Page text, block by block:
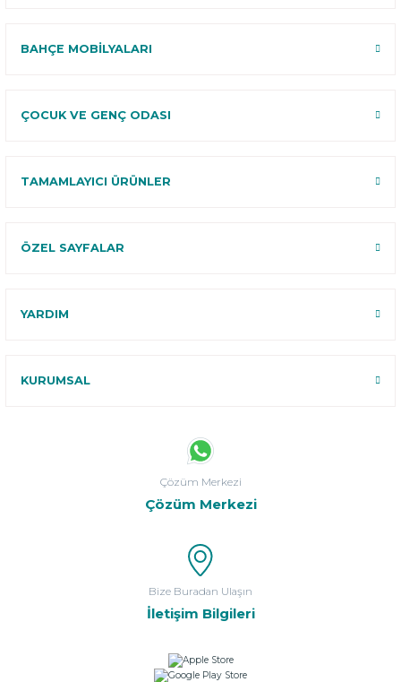
BAHÇE MOBİLYALARI
ÇOCUK VE GENÇ ODASI
TAMAMLAYICI ÜRÜNLER
ÖZEL SAYFALAR
YARDIM
KURUMSAL
Çözüm Merkezi
Çözüm Merkezi
Bize Buradan Ulaşın
İletişim Bilgileri